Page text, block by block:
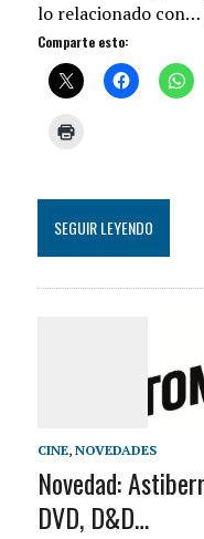
lo relacionado con…
Comparte esto:
SEGUIR LEYENDO
CINE, NOVEDADES
Novedad:
DVD, D&D…